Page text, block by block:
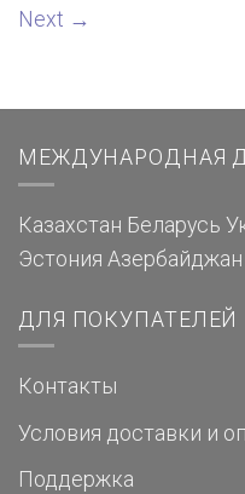
Next →
МЕЖДУНАРОДНАЯ
Казахстан Беларусь
Эстония Азербайджан
ДЛЯ ПОКУПАТЕЛЕЙ
Контакты
Условия доставки и
Поддержка